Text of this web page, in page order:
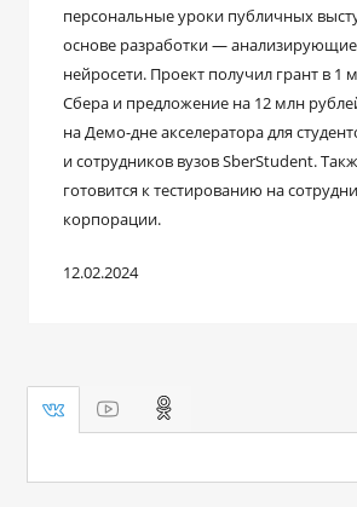
персональные уроки публичных
основе разработки —
нейросети. Проект получил грант в 1
Сбера и предложение на 12 млн
на Демо-дне акселератора для
и сотрудников вузов SberStudent.
готовится к тестированию на
корпорации.
12.02.2024